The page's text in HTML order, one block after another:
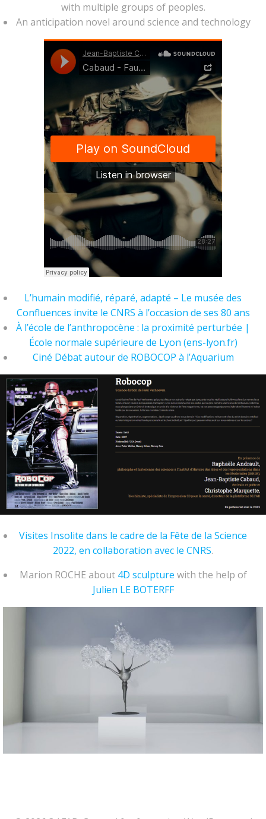
with multiple groups of peoples.
An anticipation novel around science and technology
L’humain modifié, réparé, adapté – Le musée des
Confluences invite le CNRS à l’occasion de ses 80 ans
À l’école de l’anthropocène : la proximité perturbée |
École normale supérieure de Lyon (ens-lyon.fr)
Ciné Débat autour de ROBOCOP à l’Aquarium
Visites Insolite dans le cadre de la Fête de la Science
2022, en collaboration avec le CNRS.
Marion ROCHE about 4D sculpture with the help of
Julien LE BOTERFF